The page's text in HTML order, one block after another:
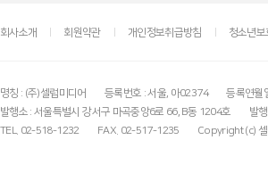
회사소개 회원약관 개인정보취급방침 청소년보
명칭 : (주)셀럽미디어 등록번호 : 서울, 아02374 등록연월
발행소 : 서울특별시 강서구 마곡중앙6로 66, B동 1204호
발
TEL. 02-518-1232
FAX. 02-517-1235 Copyright (c)